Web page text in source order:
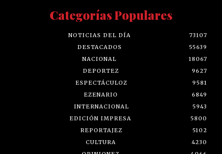
Categorías Populares
NOTICIAS DEL DÍA
73107
DESTACADOS
55639
NACIONAL
18067
DEPORTEZ
9627
ESPECTÁCULOZ
9581
EZENARIO
6849
INTERNACIONAL
5943
EDICIÓN IMPRESA
5800
REPORTAJEZ
5102
CULTURA
4230